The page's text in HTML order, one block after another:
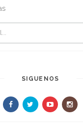
SIGUENOS